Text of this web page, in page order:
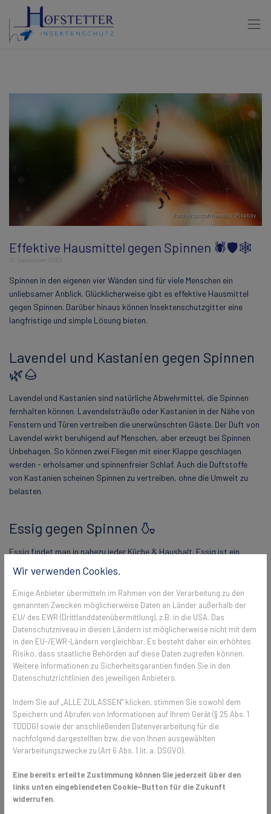
Foto: krzysztofniewolny, Pixabay
Effektive Hausmittel gegen Spinnen 🕷️🛡️🕸️
17. Dezember 2023
Spinnen in den eigenen vier Wänden sind für viele Menschen ein
unliebsamer Anblick. Glücklicherweise gibt es effektive Hausmittel
gegen Spinnen. Darüber hinaus können Insektenschutzgitter eine
langfristige und simple Lösung bieten.
Lavendel und Kastanien gegen Spinnen
🌿🌰
Lavendel und Kastanien sind natürliche Abwehrmittel, die Spinnen
fernhalten können. Lavendelsträuße oder Kastanien in der Nähe von
Fenstern und Türen vertreiben die unerwünschten Gäste. Der Duft von
Lavendel wirkt beruhigend auf Menschen, aber erzeugt bei Spinnen
Unbehagen. So können zwei Fliegen mit einer Klappe geschlagen
werden - erholsamer und spinnenfreier Schlaf. Auch die Duftstoffe
von Kastanien scheinen Spinnen zu vertreiben, ohne die Umwelt zu
belasten.
Essig gegen Spinnen 🍶
Essig findet man in nahezu jeder Küche & Haushalt. Essig ist ein
kann, sondern auch als wirksames Mittel gegen Spinnen dient.
Um Essig gegen Spinnen einzusetzen, mischen Sie einfach gleiche
Teile Wasser und Essig in einer Sprühflasche. Sprühen Sie diese
Lösung großzügig in Ecken, Ritzen und an Spinnennestern. Der starke
Geruch von Essig wirkt als natürlicher Abschreckungsfaktor für
Spinnen und hält sie fern. Sie können diese Anwendung regelmäßig
wiederholen, um Spinnen dauerhaft fernzuhalten.
Anti-Spinnen-Spray selber machen 🧪💦
Ein DIY Anti-Spinnen-Spray ist eine kostengünstige und effektive
Methode, um Spinnen zu vertreiben. Dafür Essig mit Wasser mischen
und ein paar Tropfen ätherisches Minz- oder Teebaumöl hinzugeben.
Diese Mischung an Fensterrahmen und Ecken, in denen Spinnen sich
gerne aufhalten, sprühen. Der intensive Geruch dieser Öle hält Spinnen
fern.
Wir verwenden Cookies.
Einige Anbieter übermitteln im Rahmen von der Verarbeitung zu den
genannten Zwecken möglicherweise Daten an Länder außerhalb der
EU/ des EWR (Drittlanddatenübermittlung), z.B. in die USA. Das
Datenschutzniveau in diesen Ländern ist möglicherweise nicht mit dem
in den EU-/EWR-Ländern vergleichbar. Es besteht daher ein erhöhtes
Risiko, dass staatliche Behörden auf diese Daten zugreifen können.
Weitere Informationen zu Sicherheitsgarantien finden Sie in den
Datenschutzrichtlinien des jeweiligen Anbieters.
Indem Sie auf „ALLE ZULASSEN" klicken, stimmen Sie sowohl dem
Speichern und Abrufen von Informationen auf Ihrem Gerät (§ 25 Abs. 1
TDDDG) sowie der anschließenden Datenverarbeitung für die
nachfolgend dargestellten bzw. die von Ihnen ausgewählten
Verarbeitungszwecke zu (Art 6 Abs. 1 lit. a. DSGVO).
Eine bereits erteilte Zustimmung können Sie jederzeit über den
links unten eingeblendeten Cookie-Button für die Zukunft
widerrufen.